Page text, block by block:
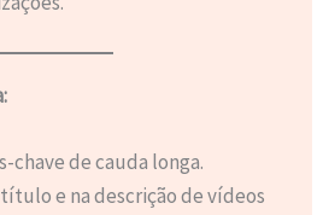
chave de cauda longa.
e na descrição de vídeos